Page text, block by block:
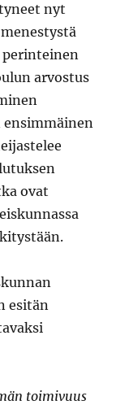
nyt
perinteinen
arvostus
ensimmäinen
ovat
esitän
toimivuus